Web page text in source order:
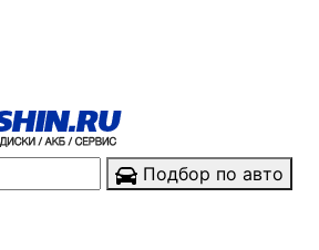
Подбор по авто